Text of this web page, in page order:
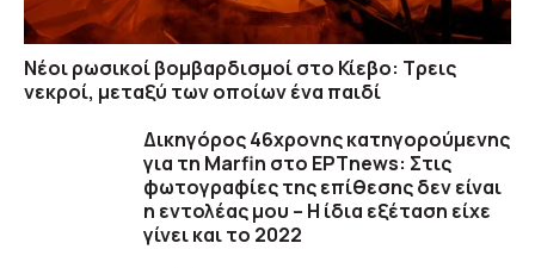
Νέοι ρωσικοί βομβαρδισμοί στο Κίεβο: Τρεις
νεκροί, μεταξύ των οποίων ένα παιδί
Δικηγόρος 46χρονης κατηγορούμενης
για τη Marfin στο ΕΡΤnews: Στις
φωτογραφίες της επίθεσης δεν είναι
η εντολέας μου – Η ίδια εξέταση είχε
γίνει και το 2022